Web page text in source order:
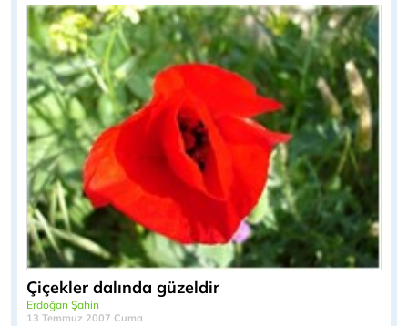
Çiçekler dalında güzeldir
Erdoğan Şahin
13 Temmuz 2007 Cuma